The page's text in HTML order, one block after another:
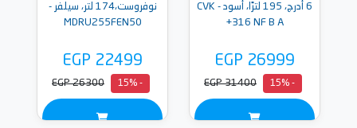
6 أدرج، 195 لترًا، أسود - CVK
316 NF B A+
EGP 26999
- 15%
EGP 31400
نوفروست،174 لتر، سيلفر -
MDRU255FEN50
EGP 22499
- 15%
EGP 26300